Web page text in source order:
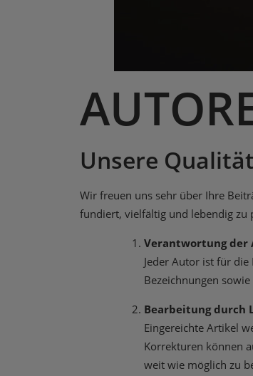
Unsere
Wir freuen uns sehr über Ihre
fundiert, vielfältig und lebendig zu
Verantwortung der
Jeder Autor ist für
Bezeichnungen
Bearbeitung durch
Eingereichte Artikel
Korrekturen können
weit wie möglich zu